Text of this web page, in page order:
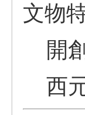
文物
開
西